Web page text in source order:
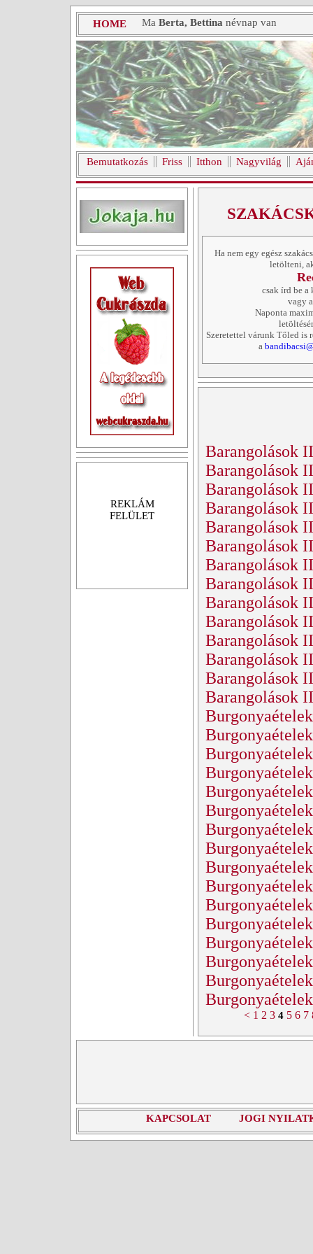
HOME Ma Berta, Bettina névnap van
Bemutatkozás Friss Itthon Nagyvilág
REKLÁM
FELÜLET
Ha nem egy egész
letölteni,
csak írd be a
vagy
Naponta
Szeretettel várunk Tőled is
a
Barangolások
Barangolások
Barangolások
Barangolások
Barangolások
Barangolások
Barangolások
Barangolások
Barangolások
Barangolások
Barangolások
Barangolások
Barangolások
Barangolások
< 1 2 3 4 5 6 7
KAPCSOLAT JOGI